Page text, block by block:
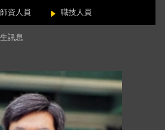
師資人員 職技人員
訊息